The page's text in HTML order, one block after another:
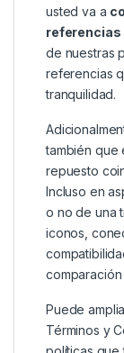
usted va a
referencias
de nuestras
referencias
tranquilidad.
también que
repuesto
Incluso en
o no de una
iconos,
Puede
Términos y